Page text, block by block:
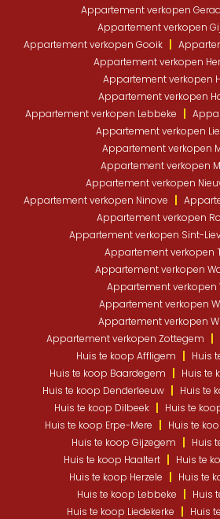
Appartement verkopen
Appartement verkopen
Appartement verkopen Gooik
Appartement verkopen
Appartement verkopen
Appartement verkopen
Appartement verkopen Lebbeke
Appartement verkopen
Appartement verkopen
Appartement verkopen
Appartement verkopen
Appartement verkopen Ninove
Appartement verkopen
Appartement verkopen Sint-
Appartement verkopen
Appartement verkopen
Appartement verkopen
Appartement verkopen
Appartement verkopen
Appartement verkopen Zottegem
Huis te koop Affligem
Huis
Huis te koop Baardegem
Huis te
Huis te koop Denderleeuw
Huis te
Huis te koop Dilbeek
Huis te
Huis te koop Erpe-Mere
Huis te
Huis te koop Gijzegem
Huis
Huis te koop Haaltert
Huis te
Huis te koop Herzele
Huis te
Huis te koop Lebbeke
Huis
Huis te koop Liedekerke
Huis